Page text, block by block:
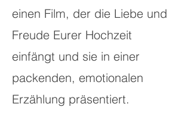
einen Film, der die Liebe und
Freude Eurer Hochzeit
einfängt und sie in einer
packenden, emotionalen
Erzählung präsentiert.